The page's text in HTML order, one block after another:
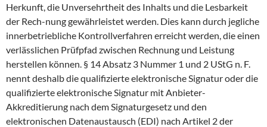
Herkunft, die Unversehrtheit des Inhalts und die Lesbarkeit
der Rech-nung gewährleistet werden. Dies kann durch jegliche
innerbetriebliche Kontrollverfahren erreicht werden, die einen
verlässlichen Prüfpfad zwischen Rechnung und Leistung
herstellen können. § 14 Absatz 3 Nummer 1 und 2 UStG n. F.
nennt deshalb die qualifizierte elektronische Signatur oder die
qualifizierte elektronische Signatur mit Anbieter-
Akkreditierung nach dem Signaturgesetz und den
elektronischen Datenaustausch (EDI) nach Artikel 2 der